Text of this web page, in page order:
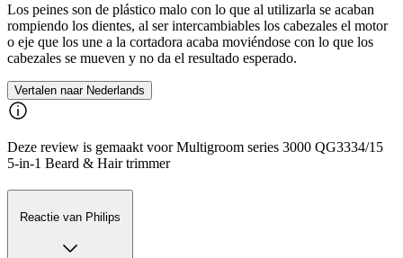
Los peines son de plástico malo con lo que al utilizarla se acaban
rompiendo los dientes, al ser intercambiables los cabezales el motor
o eje que los une a la cortadora acaba moviéndose con lo que los
cabezales se mueven y no da el resultado esperado.
Vertalen naar Nederlands
Deze review is gemaakt voor Multigroom series 3000 QG3334/15
5-in-1 Beard & Hair trimmer
Reactie van Philips